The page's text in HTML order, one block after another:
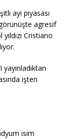
ayı piyasası
agresif
Cristiano
işten
isim